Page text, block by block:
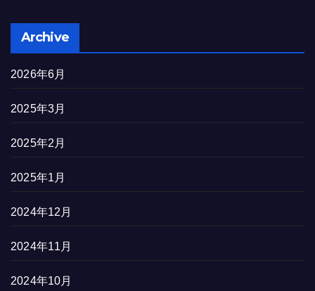
Archive
2026年6月
2025年3月
2025年2月
2025年1月
2024年12月
2024年11月
2024年10月